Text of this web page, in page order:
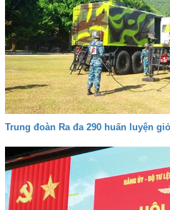
Trung đoàn Ra đa 290 huấn luyện